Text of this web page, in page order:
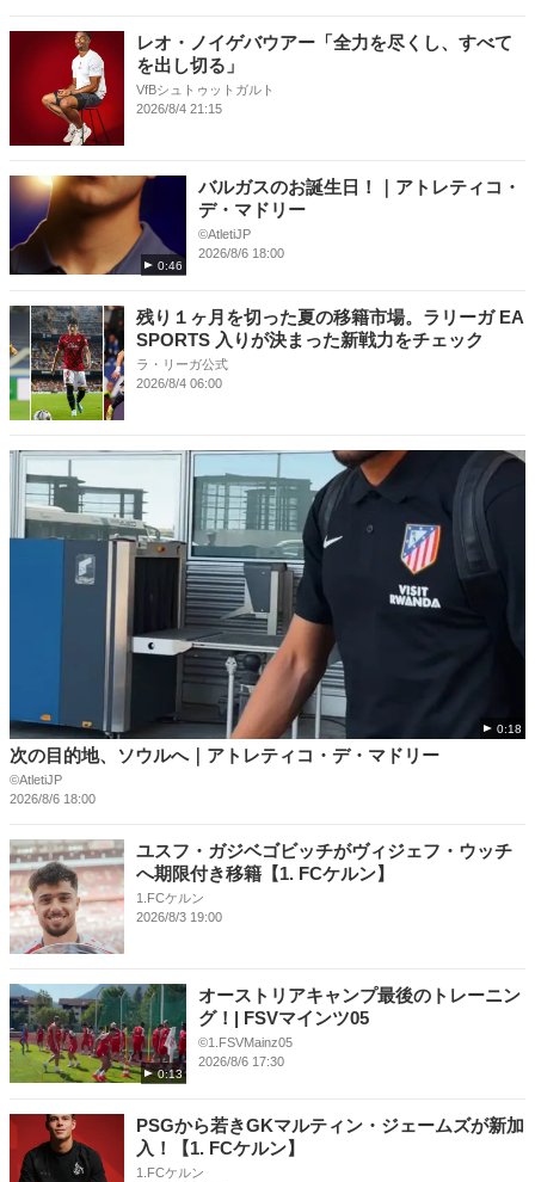
レオ・ノイゲバウアー「全力を尽くし、すべて
を出し切る」
VfBシュトゥットガルト
2026/8/4 21:15
0:46
バルガスのお誕生日！｜アトレティコ・
デ・マドリー
©️AtletiJP
2026/8/6 18:00
残り１ヶ月を切った夏の移籍市場。ラリーガ EA
SPORTS 入りが決まった新戦力をチェック
ラ・リーガ公式
2026/8/4 06:00
0:18
次の目的地、ソウルへ｜アトレティコ・デ・マドリー
©️AtletiJP
2026/8/6 18:00
ユスフ・ガジベゴビッチがヴィジェフ・ウッチ
へ期限付き移籍【1. FCケルン】
1.FCケルン
2026/8/3 19:00
0:13
オーストリアキャンプ最後のトレーニン
グ！| FSVマインツ05
©1.FSVMainz05
2026/8/6 17:30
PSGから若きGKマルティン・ジェームズが新加
入！【1. FCケルン】
1.FCケルン